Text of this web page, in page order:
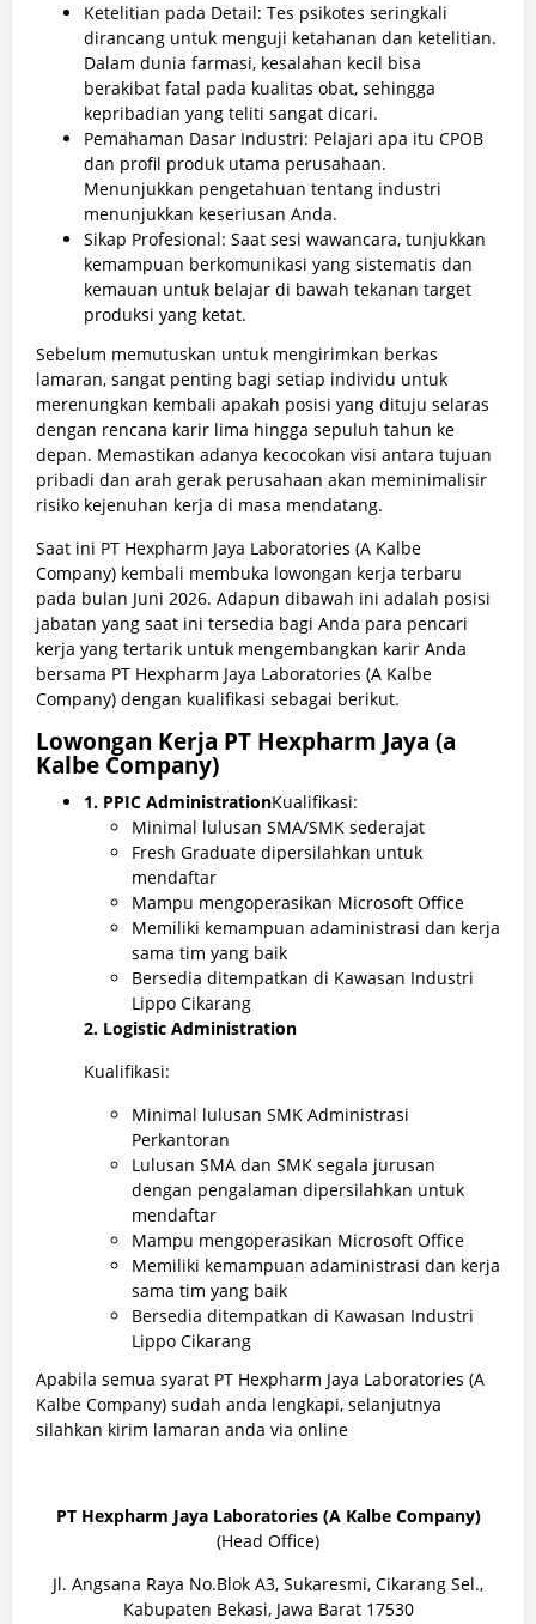
Ketelitian pada Detail: Tes psikotes seringkali
dirancang untuk menguji ketahanan dan ketelitian.
Dalam dunia farmasi, kesalahan kecil bisa
berakibat fatal pada kualitas obat, sehingga
kepribadian yang teliti sangat dicari.
Pemahaman Dasar Industri: Pelajari apa itu CPOB
dan profil produk utama perusahaan.
Menunjukkan pengetahuan tentang industri
menunjukkan keseriusan Anda.
Sikap Profesional: Saat sesi wawancara, tunjukkan
kemampuan berkomunikasi yang sistematis dan
kemauan untuk belajar di bawah tekanan target
produksi yang ketat.
Sebelum memutuskan untuk mengirimkan berkas
lamaran, sangat penting bagi setiap individu untuk
merenungkan kembali apakah posisi yang dituju selaras
dengan rencana karir lima hingga sepuluh tahun ke
depan. Memastikan adanya kecocokan visi antara tujuan
pribadi dan arah gerak perusahaan akan meminimalisir
risiko kejenuhan kerja di masa mendatang.
Saat ini PT Hexpharm Jaya Laboratories (A Kalbe
Company) kembali membuka lowongan kerja terbaru
pada bulan Juni 2026. Adapun dibawah ini adalah posisi
jabatan yang saat ini tersedia bagi Anda para pencari
kerja yang tertarik untuk mengembangkan karir Anda
bersama PT Hexpharm Jaya Laboratories (A Kalbe
Company) dengan kualifikasi sebagai berikut.
Lowongan Kerja PT Hexpharm Jaya (a
Kalbe Company)
1. PPIC AdministrationKualifikasi:
Minimal lulusan SMA/SMK sederajat
Fresh Graduate dipersilahkan untuk
mendaftar
Mampu mengoperasikan Microsoft Office
Memiliki kemampuan adaministrasi dan kerja
sama tim yang baik
Bersedia ditempatkan di Kawasan Industri
Lippo Cikarang
2. Logistic Administration
Kualifikasi:
Minimal lulusan SMK Administrasi
Perkantoran
Lulusan SMA dan SMK segala jurusan
dengan pengalaman dipersilahkan untuk
mendaftar
Mampu mengoperasikan Microsoft Office
Memiliki kemampuan adaministrasi dan kerja
sama tim yang baik
Bersedia ditempatkan di Kawasan Industri
Lippo Cikarang
Apabila semua syarat PT Hexpharm Jaya Laboratories (A
Kalbe Company) sudah anda lengkapi, selanjutnya
silahkan kirim lamaran anda via online
PT Hexpharm Jaya Laboratories (A Kalbe Company)
(Head Office)
Jl. Angsana Raya No.Blok A3, Sukaresmi, Cikarang Sel.,
Kabupaten Bekasi, Jawa Barat 17530